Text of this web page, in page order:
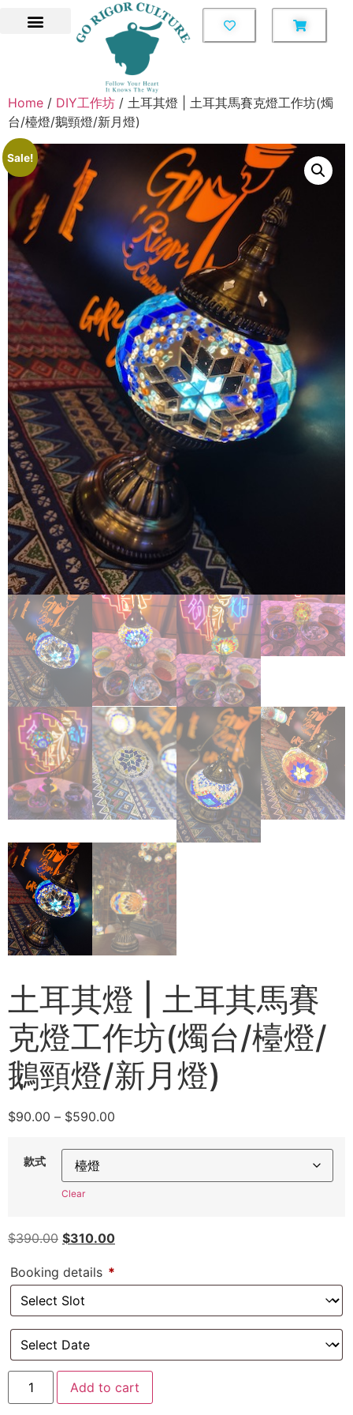
Home / DIY工作坊 / 土耳其燈 | 土耳其馬賽克燈工作坊(燭
台/檯燈/鵝頸燈/新月燈)
Sale!
土耳其燈 | 土耳其馬賽
克燈工作坊(燭台/檯燈/
鵝頸燈/新月燈)
$90.00 – $590.00
款式
Clear
$390.00 $310.00
Booking details *
Add to cart